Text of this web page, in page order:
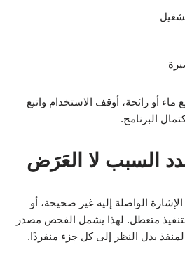
ماء أو رائحة، أوقف الاستخدام واتبع
البرنامج.
السبب لا العَرَض
الواصلة إليه غير صحيحة، أو
متعطل. لهذا يشمل الفحص مصدر
بدل النظر إلى كل جزء منفردًا.